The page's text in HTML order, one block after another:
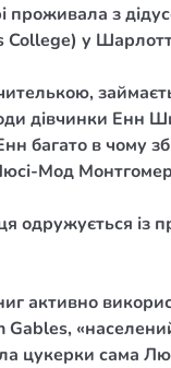
Здоров`я /
Огляд релігій
Художня
проживала з
у
дівчинки Енн
багато в чому
Мод
одружується
активно
Gables,
цукерки сама